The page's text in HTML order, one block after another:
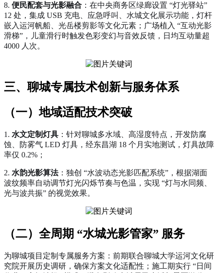
8. 便民配套与光影融合 ：在中央商务区绿廊设置 “灯光驿站”
12 处，集成 USB 充电、应急呼叫、水城文化展示功能，灯杆
嵌入运河帆船、光岳楼剪影等文化元素；广场植入 “互动光影
滑梯”，儿童滑行时触发色彩变幻与音效反馈，日均互动量超
4000 人次。
三、聊城专属技术创新与服务体系
（一）地域适配技术突破
1. 水文定制灯具 ：针对聊城多水域、高湿度特点，开发防腐
蚀、防雾气 LED 灯具，经东昌湖 18 个月实地测试，灯具故障
率仅 0.2%；
2. 水韵光影算法：独创 “水波动态光影匹配系统”，根据湖面
波纹频率自动调节灯光闪烁节奏与色温，实现 “灯与水同频、
光与波共振” 的视觉效果。
（二）全周期 “水城光影管家” 服务
为聊城项目定制专属服务方案：前期联合聊城大学运河文化研
究院开展历史调研，确保方案文化适配性；施工期实行 “日间